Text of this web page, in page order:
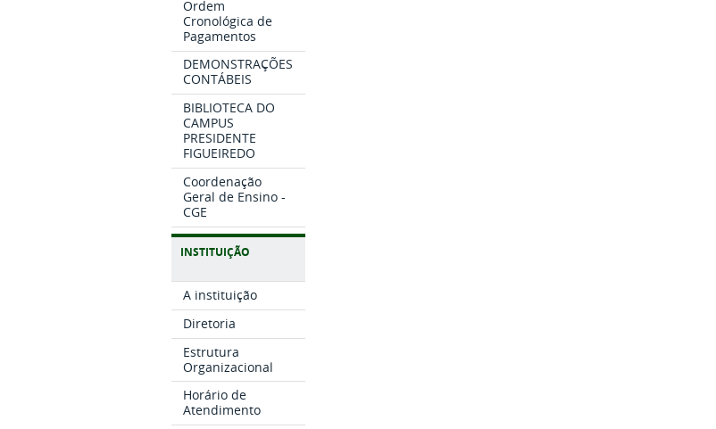
Ordem
Cronológica de
Pagamentos
DEMONSTRAÇÕES
CONTÁBEIS
BIBLIOTECA DO
CAMPUS
PRESIDENTE
FIGUEIREDO
Coordenação
Geral de Ensino -
CGE
INSTITUIÇÃO
A instituição
Diretoria
Estrutura
Organizacional
Horário de
Atendimento